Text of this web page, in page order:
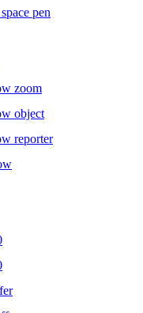
pen
zoom
object
reporter